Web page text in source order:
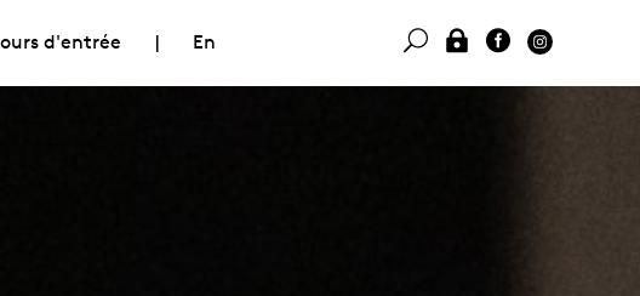
d'entrée | En